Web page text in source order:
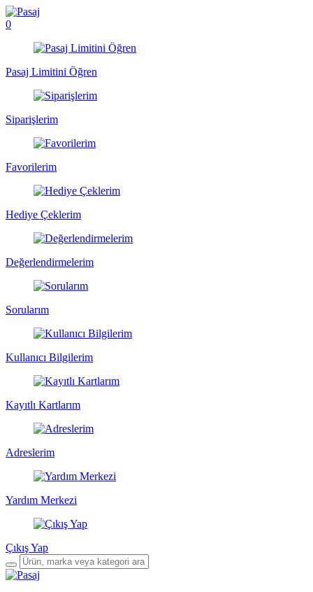
0
Pasaj Limitini Öğren
Siparişlerim
Favorilerim
Hediye Çeklerim
Değerlendirmelerim
Sorularım
Kullanıcı Bilgilerim
Kayıtlı Kartlarım
Adreslerim
Yardım Merkezi
Çıkış Yap